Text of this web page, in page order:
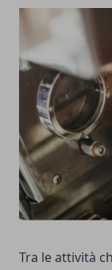
Tra le attività